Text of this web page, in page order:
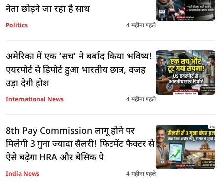
नेता छोड़ने जा रहा है साथ
Politics 4 महीना पहले
अमेरिका में एक ‘सच’ ने बर्बाद किया भविष्य!
एयरपोर्ट से डिपोर्ट हुआ भारतीय छात्र, वजह
उड़ा देगी होश
International News 4 महीना पहले
8th Pay Commission लागू होने पर
मिलेगी 3 गुना ज्यादा सैलरी! फिटमेंट फैक्टर से
ऐसे बढ़ेगा HRA और बेसिक पे
India News 4 महीना पहले